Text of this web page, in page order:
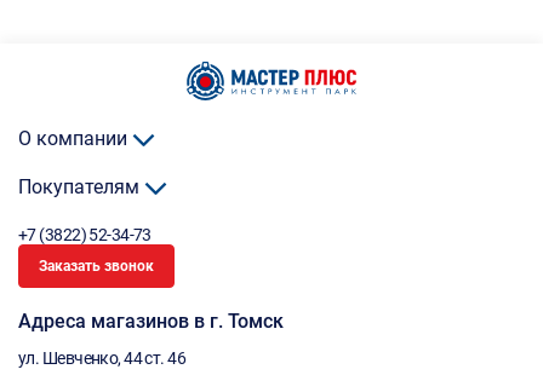
О компании
Покупателям
+7 (3822) 52-34-73
Заказать звонок
Адреса магазинов в г. Томск
ул. Шевченко, 44 ст. 46